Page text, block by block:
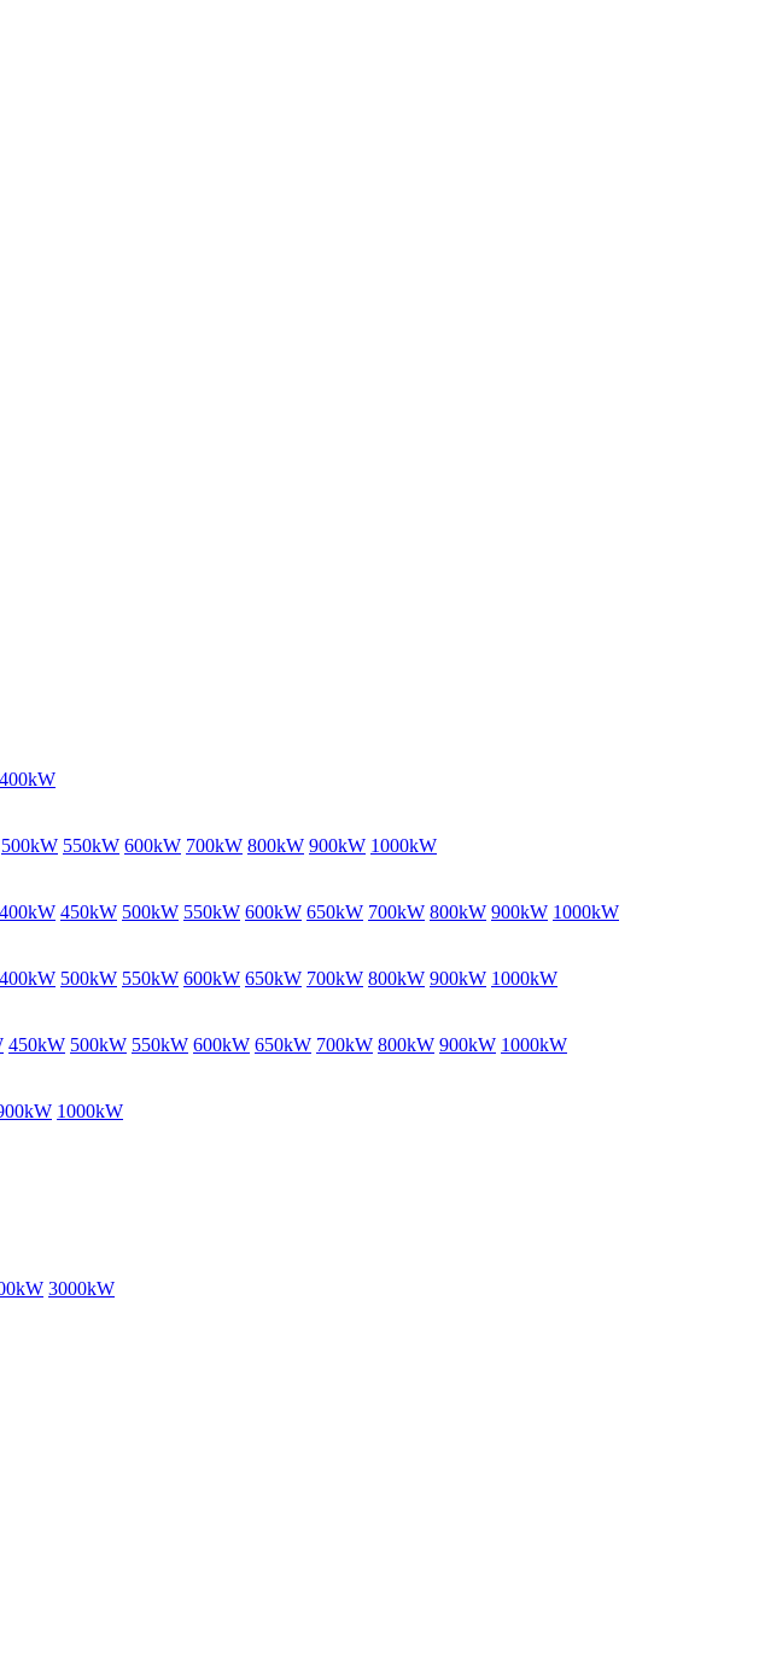
400kW
500kW 550kW 600kW 700kW 800kW 900kW 1000kW
400kW 450kW 500kW 550kW 600kW 650kW 700kW 800kW 900kW 1000kW
400kW 500kW 550kW 600kW 650kW 700kW 800kW 900kW 1000kW
450kW 500kW 550kW 600kW 650kW 700kW 800kW 900kW 1000kW
1000kW
3000kW